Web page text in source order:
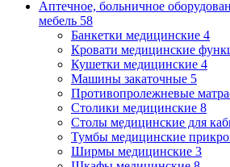
Аптечное, больничное
мебель 58
Банкетки медицинские 4
Кровати медицинские
Кушетки медицинские 4
Машины закаточные 5
Противопролежневые
Столики медицинские 8
Столы медицинские для
Тумбы медицинские
Ширмы медицинские 3